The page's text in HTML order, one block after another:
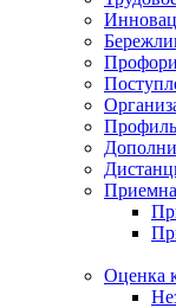
Оценка